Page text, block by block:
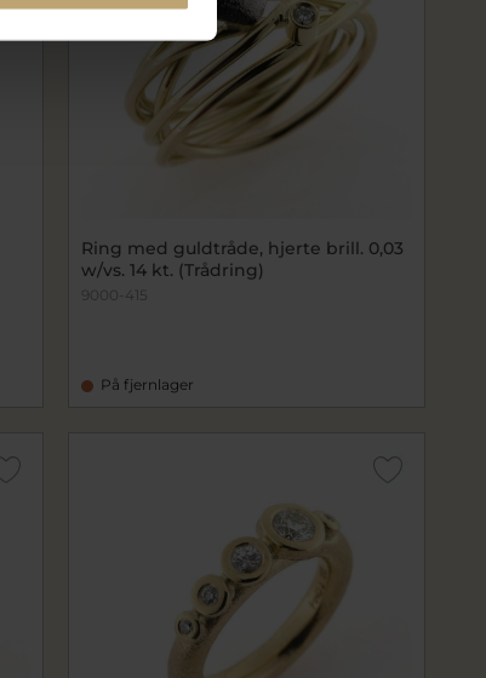
Ring med guldtråde, hjerte brill. 0,03
w/vs. 14 kt. (Trådring)
9000-415
På fjernlager